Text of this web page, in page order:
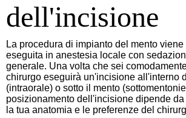
dell'incisione
La procedura di impianto del mento
eseguita in anestesia locale con
generale. Una volta che sei
chirurgo eseguirà un'incisione all'interno
(intraorale) o sotto il mento
posizionamento dell'incisione dipende da
la tua anatomia e le preferenze del